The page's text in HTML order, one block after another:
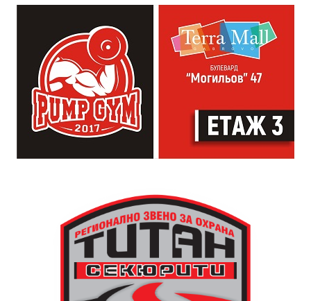
При извършената справка е установено, че е
многократно осъждан, както и че вече е наказван по
административен ред за отказ да бъде тестван за
употреба на наркотични вещества.
Мъжът е бил задържан по реда на Закона за МВР за
срок до 24 часа. По случая е образувано досъдебно
производство за извършени престъпления по чл.
345, ал. 1 и ал. 2, чл. 343б, ал. 6 и ал. 7 и чл. 270, ал. 1
от Наказателния кодекс.